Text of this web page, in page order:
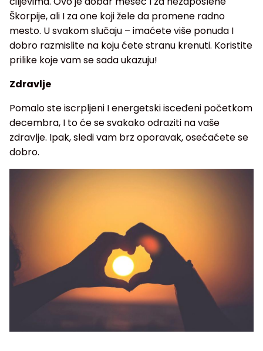
Škorpije, ali I za one koji žele da promene radno
mesto. U svakom slučaju – imaćete više ponuda I
dobro razmislite na koju ćete stranu krenuti. Koristite
prilike koje vam se sada ukazuju!
Zdravlje
Pomalo ste iscrpljeni I energetski isceđeni početkom
decembra, I to će se svakako odraziti na vaše
zdravlje. Ipak, sledi vam brz oporavak, osećaćete se
dobro.